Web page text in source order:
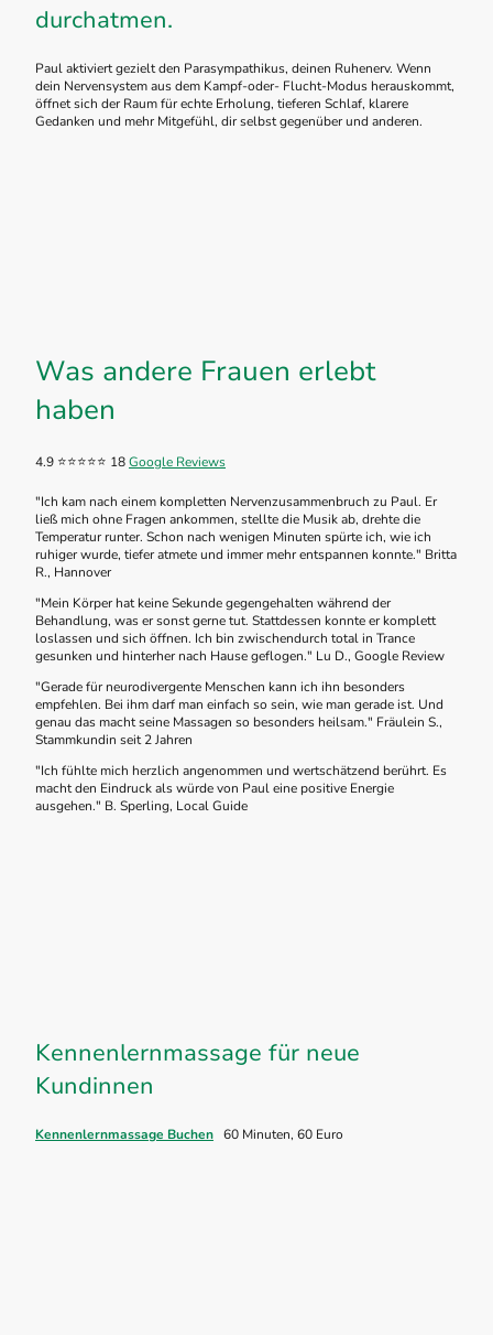
durchatmen.
Paul aktiviert gezielt den Parasympathikus, deinen Ruhenerv. Wenn
dein Nervensystem aus dem Kampf-oder- Flucht-Modus herauskommt,
öffnet sich der Raum für echte Erholung, tieferen Schlaf, klarere
Gedanken und mehr Mitgefühl, dir selbst gegenüber und anderen.
Was andere Frauen erlebt
haben
4.9 ⭐️⭐️⭐️⭐️⭐️ 18Google Reviews
"Ich kam nach einem kompletten Nervenzusammenbruch zu Paul. Er
ließ mich ohne Fragen ankommen, stellte die Musik ab, drehte die
Temperatur runter. Schon nach wenigen Minuten spürte ich, wie ich
ruhiger wurde, tiefer atmete und immer mehr entspannen konnte." Britta
R., Hannover
"Mein Körper hat keine Sekunde gegengehalten während der
Behandlung, was er sonst gerne tut. Stattdessen konnte er komplett
loslassen und sich öffnen. Ich bin zwischendurch total in Trance
gesunken und hinterher nach Hause geflogen." Lu D., Google Review
"Gerade für neurodivergente Menschen kann ich ihn besonders
empfehlen. Bei ihm darf man einfach so sein, wie man gerade ist. Und
genau das macht seine Massagen so besonders heilsam." Fräulein S.,
Stammkundin seit 2 Jahren
"Ich fühlte mich herzlich angenommen und wertschätzend berührt. Es
macht den Eindruck als würde von Paul eine positive Energie
ausgehen." B. Sperling, Local Guide
Kennenlernmassage für neue
Kundinnen
Kennenlernmassage Buchen 60 Minuten, 60 Euro